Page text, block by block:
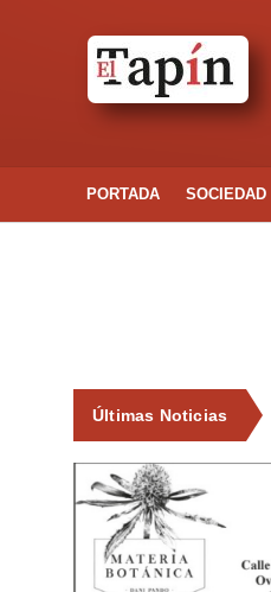
PORTADA SOCIEDAD
Últimas Noticias